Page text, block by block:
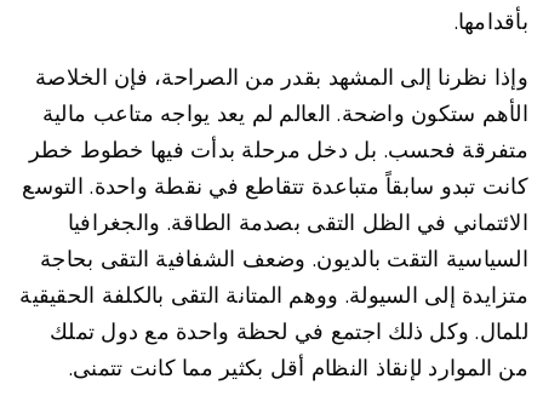
بأقدامها.
وإذا نظرنا إلى المشهد بقدر من الصراحة، فإن الخلاصة
الأهم ستكون واضحة. العالم لم يعد يواجه متاعب مالية
متفرقة فحسب. بل دخل مرحلة بدأت فيها خطوط خطر
كانت تبدو سابقاً متباعدة تتقاطع في نقطة واحدة. التوسع
الائتماني في الظل التقى بصدمة الطاقة. والجغرافيا
السياسية التقت بالديون. وضعف الشفافية التقى بحاجة
متزايدة إلى السيولة. ووهم المتانة التقى بالكلفة الحقيقية
للمال. وكل ذلك اجتمع في لحظة واحدة مع دول تملك
من الموارد لإنقاذ النظام أقل بكثير مما كانت تتمنى.